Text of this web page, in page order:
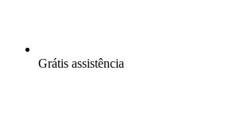
Grátis assistência